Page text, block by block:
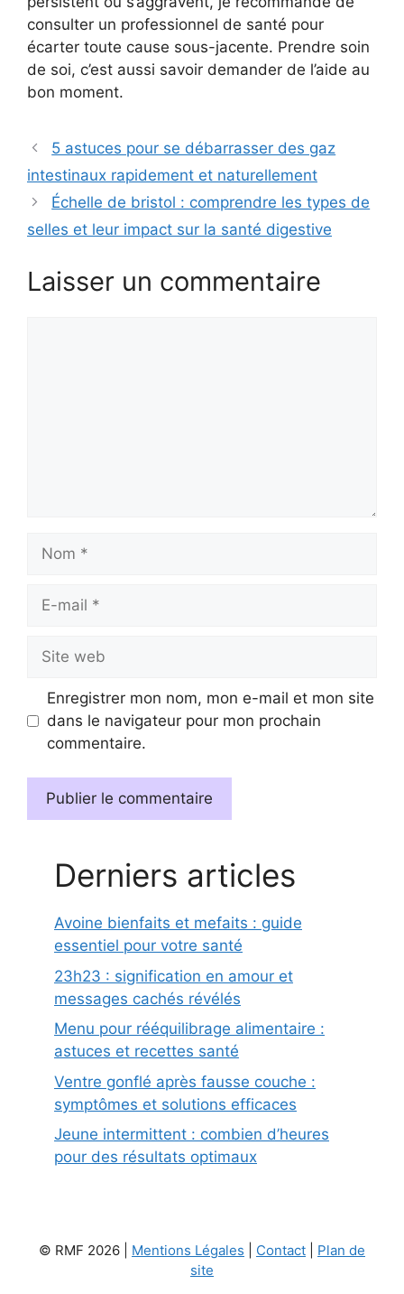
consulter un professionnel de santé pour
écarter toute cause sous-jacente. Prendre soin
de soi, c’est aussi savoir demander de l’aide au
bon moment.
5 astuces pour se débarrasser des gaz
intestinaux rapidement et naturellement
Échelle de bristol : comprendre les types de
selles et leur impact sur la santé digestive
Laisser un commentaire
mail
web
Enregistrer mon nom, mon e-mail et mon site
dans le navigateur pour mon prochain
commentaire.
Derniers articles
Avoine bienfaits et mefaits : guide
essentiel pour votre santé
23h23 : signification en amour et
messages cachés révélés
Menu pour rééquilibrage alimentaire :
astuces et recettes santé
Ventre gonflé après fausse couche :
symptômes et solutions efficaces
Jeune intermittent : combien d’heures
pour des résultats optimaux
© RMF 2026 | Mentions Légales Contact
Plan de
site